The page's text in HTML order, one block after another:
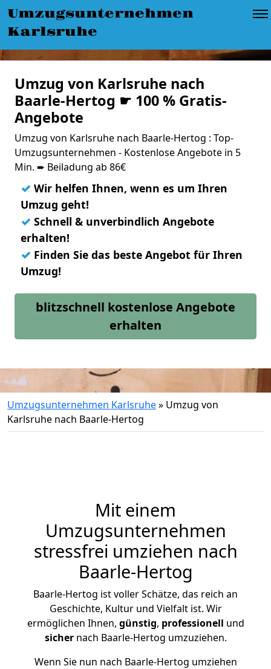
Umzugsunternehmen
Karlsruhe
Umzug von Karlsruhe nach
Baarle-Hertog ☛ 100 % Gratis-
Angebote
Umzug von Karlsruhe nach Baarle-Hertog : Top-
Umzugsunternehmen - Kostenlose Angebote in 5
Min. ➨ Beiladung ab 86€
✓ Wir helfen Ihnen, wenn es um Ihren
Umzug geht!
✓ Schnell & unverbindlich Angebote
erhalten!
✓ Finden Sie das beste Angebot für Ihren
Umzug!
blitzschnell kostenlose Angebote
erhalten
Umzugsunternehmen Karlsruhe» Umzug von
Karlsruhe nach Baarle-Hertog
Mit einem
Umzugsunternehmen
stressfrei umziehen nach
Baarle-Hertog
Baarle-Hertog ist voller Schätze, das reich an
Geschichte, Kultur und Vielfalt ist. Wir
ermöglichen Ihnen, günstig, professionell und
sichernach Baarle-Hertog umzuziehen.
Wenn Sie nun nach Baarle-Hertog umziehen